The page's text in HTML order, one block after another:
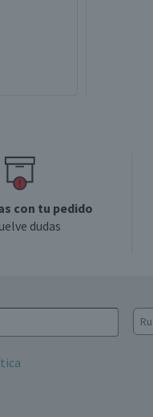
con tu pedido
dudas